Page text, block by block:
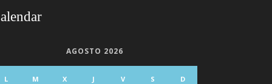
AGOSTO 2026
L M X J V S D